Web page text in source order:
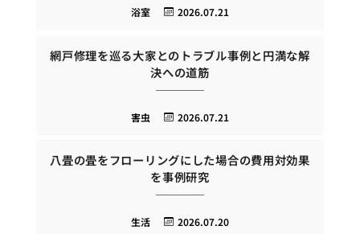
2026.07.21
浴室
網戸修理を巡る大家とのトラブル事例と円満な解
決への道筋
2026.07.21
害虫
八畳の畳をフローリングにした場合の費用対効果
を事例研究
2026.07.20
生活